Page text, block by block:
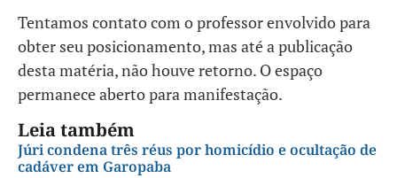
Tentamos contato com o professor envolvido para
obter seu posicionamento, mas até a publicação
desta matéria, não houve retorno. O espaço
permanece aberto para manifestação.
Leia também
Júri condena três réus por homicídio e ocultação de
cadáver em Garopaba